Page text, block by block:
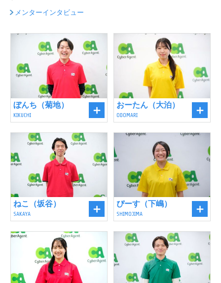
メンターインタビュー
ぼんち（菊地）
KIKUCHI
おーたん（大泊）
ODOMARI
ねこ（坂谷）
SAKAYA
ぴーす（下嶋）
SHIMOJIMA